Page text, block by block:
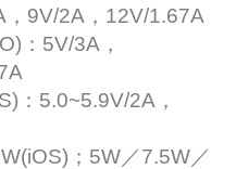
9V/2A，12V/1.67A
：5V/3A，
：5.0~5.9V/2A，
；5W／7.5W／